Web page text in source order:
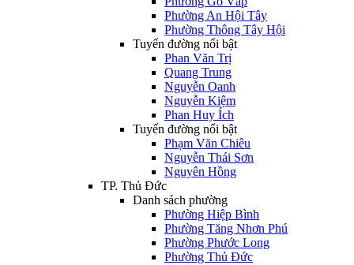
Phường An Hội Tây
Phường Thông Tây Hội
Tuyến đường nổi bật
Phan Văn Trị
Quang Trung
Nguyễn Oanh
Nguyễn Kiệm
Phan Huy Ích
Tuyến đường nổi bật
Phạm Văn Chiêu
Nguyễn Thái Sơn
Nguyên Hồng
TP. Thủ Đức
Danh sách phường
Phường Hiệp Bình
Phường Tăng Nhơn Phú
Phường Phước Long
Phường Thủ Đức